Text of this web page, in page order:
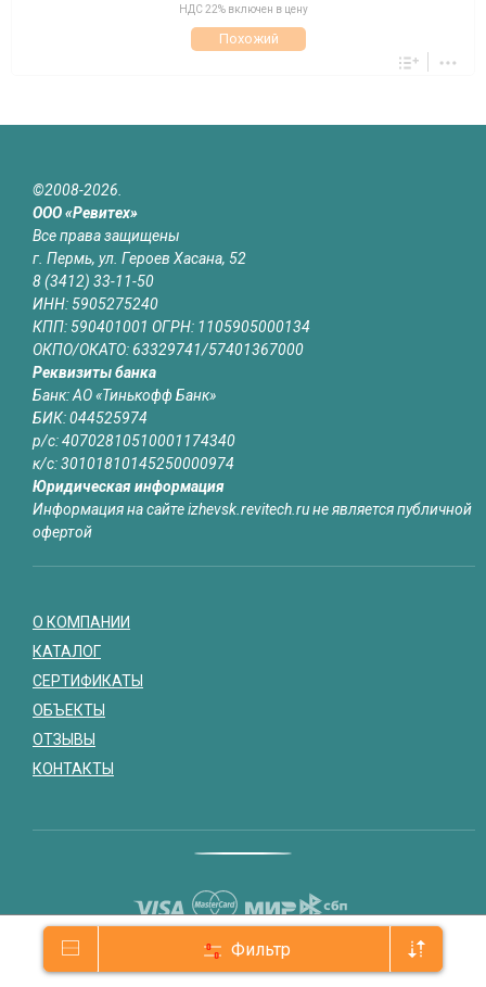
Фильтр
НДС 22% включен в цену
Похожий
©2008-2026.
ООО «Ревитех»
Все права защищены
г. Пермь, ул. Героев Хасана, 52
8 (3412) 33-11-50
ИНН: 5905275240
КПП: 590401001 ОГРН: 1105905000134
ОКПО/ОКАТО: 63329741/57401367000
Реквизиты банка
Банк: АО «Тинькофф Банк»
БИК: 044525974
р/с: 40702810510001174340
к/с: 30101810145250000974
Юридическая информация
Информация на сайте izhevsk.revitech.ru не является публичной
офертой
О КОМПАНИИ
КАТАЛОГ
СЕРТИФИКАТЫ
ОБЪЕКТЫ
ОТЗЫВЫ
КОНТАКТЫ